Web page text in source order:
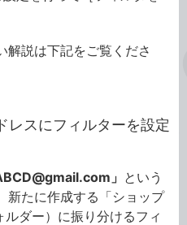
解説は下記をご覧くださ
レスにフィルターを設定
」 という
新たに作成する「ショップ
ダー）に振り分けるフィ